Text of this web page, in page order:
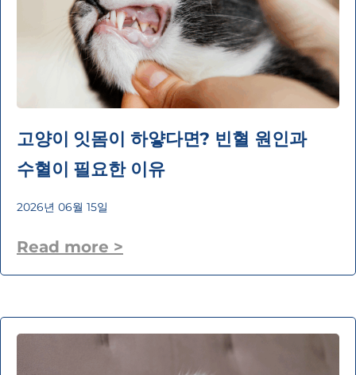
고양이 잇몸이 하얗다면? 빈혈 원인과
수혈이 필요한 이유
2026년 06월 15일
Read more >